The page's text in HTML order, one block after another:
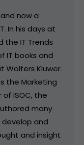
now a
In his days at
the IT Trends
IT books and
Wolters Kluwer.
the Marketing
ISOC, the
many
and
and insight